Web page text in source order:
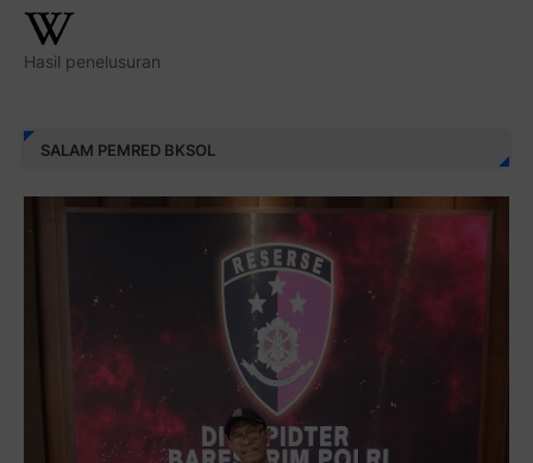
Hasil penelusuran
SALAM PEMRED BKSOL